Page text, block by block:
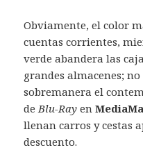
Obviamente, el color
cuentas corrientes,
verde abandera las
grandes almacenes;
sobremanera el
de Blu-Ray en
llenan carros y cestas
descuento.